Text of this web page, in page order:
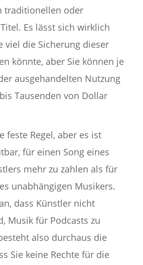
traditionellen oder
Es lässt sich wirklich
viel die Sicherung dieser
könnte, aber Sie können je
ausgehandelten Nutzung
Tausenden von Dollar
feste Regel, aber es ist
für einen Song eines
mehr zu zahlen als für
unabhängigen Musikers.
dass Künstler nicht
Musik für Podcasts zu
also durchaus die
Sie keine Rechte für die